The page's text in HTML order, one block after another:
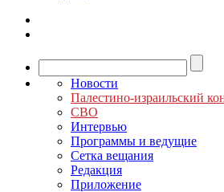
Новости
Палестино-израильский
СВО
Интервью
Программы и ведущие
Сетка вещания
Редакция
Приложение